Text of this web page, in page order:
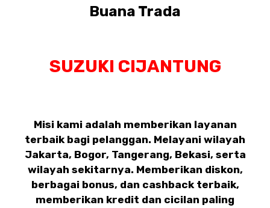
Buana Trada
SUZUKI CIJANTUNG
Misi kami adalah memberikan layanan
terbaik bagi pelanggan. Melayani wilayah
Jakarta, Bogor, Tangerang, Bekasi, serta
wilayah sekitarnya. Memberikan diskon,
berbagai bonus, dan cashback terbaik,
memberikan kredit dan cicilan paling